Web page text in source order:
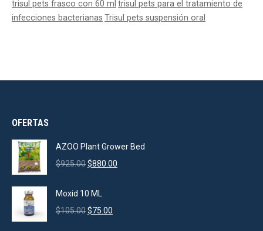
trisul pets frasco con 60 ml trisul pets para el tratamiento de
infecciones bacterianas Trisul pets suspensión oral
OFERTAS
AZOO Plant Grower Bed
$925.00Original
was:
$925.00.
$880.00
Moxid 10 ML
$105.00Original
$75.00